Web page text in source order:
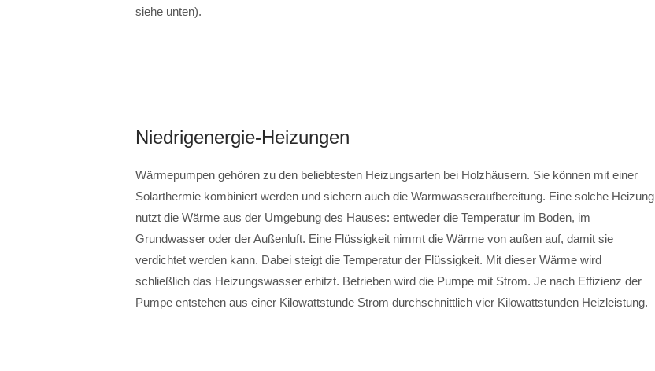
siehe unten).
Niedrigenergie-Heizungen
Wärmepumpen gehören zu den beliebtesten Heizungsarten bei Holzhäusern. Sie können mit einer
Solarthermie kombiniert werden und sichern auch die Warmwasseraufbereitung. Eine solche Heizung
nutzt die Wärme aus der Umgebung des Hauses: entweder die Temperatur im Boden, im
Grundwasser oder der Außenluft. Eine Flüssigkeit nimmt die Wärme von außen auf, damit sie
verdichtet werden kann. Dabei steigt die Temperatur der Flüssigkeit. Mit dieser Wärme wird
schließlich das Heizungswasser erhitzt. Betrieben wird die Pumpe mit Strom. Je nach Effizienz der
Pumpe entstehen aus einer Kilowattstunde Strom durchschnittlich vier Kilowattstunden Heizleistung.